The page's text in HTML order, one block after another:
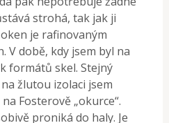
strohá, tak jak ji
je rafinovaným
V době, kdy jsem byl na
formátů skel. Stejný
žlutou izolaci jsem
Fosterově „okurce“.
proniká do haly. Je